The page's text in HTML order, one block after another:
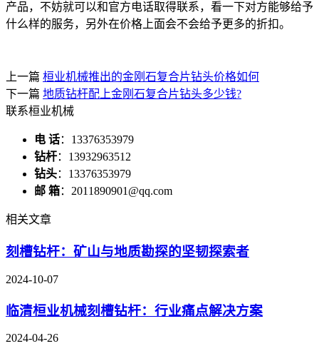
产品，不妨就可以和官方电话取得联系，看一下对方能够给予
什么样的服务，另外在价格上面会不会给予更多的折扣。
上一篇 桓业机械推出的金刚石复合片钻头价格如何
下一篇 地质钻杆配上金刚石复合片钻头多少钱?
联系桓业机械
电 话：13376353979
钻杆：13932963512
钻头：13376353979
邮 箱：2011890901@qq.com
相关文章
刻槽钻杆：矿山与地质勘探的坚韧探索者
2024-10-07
临清桓业机械刻槽钻杆：行业痛点解决方案
2024-04-26